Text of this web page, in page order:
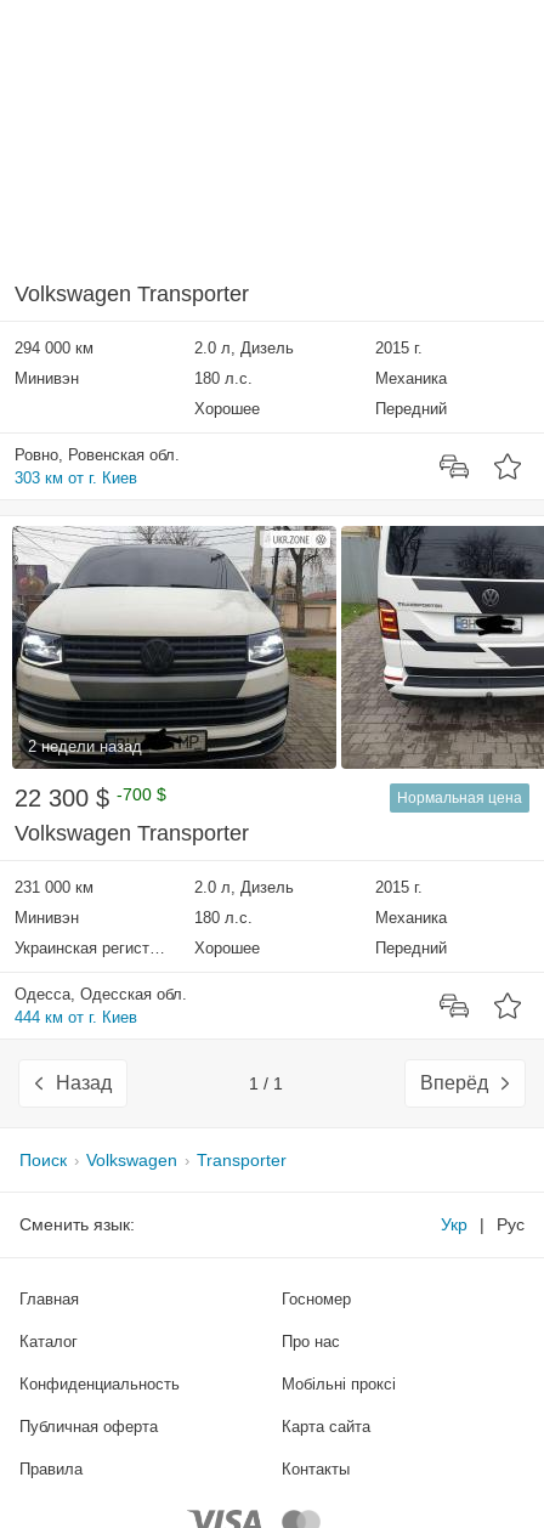
Volkswagen Transporter
294 000 км 2.0 л, Дизель
2015 г.
Минивэн
180 л.с.
Механика
Хорошее
Передний
Ровно, Ровенская обл.
303 км от г. Киев
2 недели назад
22 300 $ -700 $ Нормальная цена
Volkswagen Transporter
231 000 км 2.0 л, Дизель
2015 г.
Минивэн
180 л.с.
Механика
Украинская регистрация
Хорошее Передний
Одесса, Одесская обл.
444 км от г. Киев
Назад 1 / 1 Вперёд
Поиск Volkswagen Transporter
Сменить язык: Укр | Рус
Главная
Каталог
Госномер
Про нас
Конфиденциальность Мобільні проксі
Публичная оферта Карта сайта
Правила Контакты